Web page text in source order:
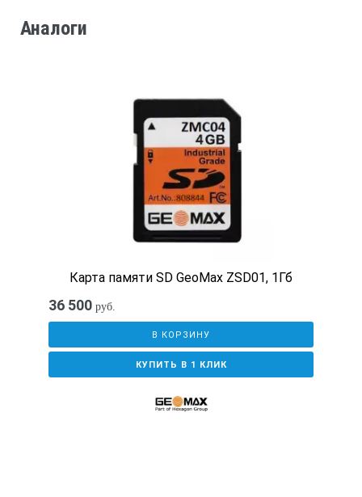
Аналоги
Карта памяти SD GeoMax ZSD01, 1Гб
36 500 руб.
В КОРЗИНУ
КУПИТЬ В 1 КЛИК